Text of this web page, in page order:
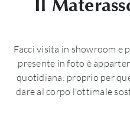
Il
Facci visita in showroom
presente in foto è
quotidiana: proprio per
dare al corpo l'ottimale